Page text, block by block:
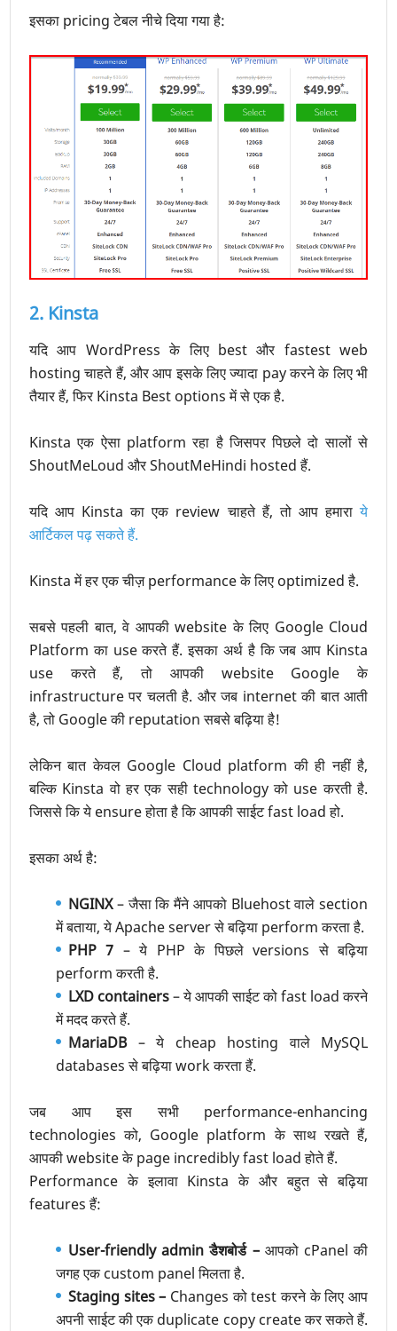
इसका pricing टेबल नीचे दिया गया है:
2. Kinsta
यदि आप WordPress के लिए best और fastest web
hosting चाहते हैं, और आप इसके लिए ज्यादा pay करने के लिए भी
तैयार हैं, फिर Kinsta Best options में से एक है.
Kinsta एक ऐसा platform रहा है जिसपर पिछले दो सालों से
ShoutMeLoud और ShoutMeHindi hosted हैं.
यदि आप Kinsta का एक review चाहते हैं, तो आप हमाराये
आर्टिकल पढ़ सकते हैं.
Kinsta में हर एक चीज़ performance के लिए optimized है.
सबसे पहली बात, वे आपकी website के लिए Google Cloud
Platform का use करते हैं. इसका अर्थ है कि जब आप Kinsta
use करते हैं, तो आपकी website Google के
infrastructure पर चलती है. और जब internet की बात आती
है, तो Google की reputation सबसे बढ़िया है!
लेकिन बात केवल Google Cloud platform की ही नहीं है,
बल्कि Kinsta वो हर एक सही technology को use करती है.
जिससे कि ये ensure होता है कि आपकी साईट fast load हो.
इसका अर्थ है:
NGINX– जैसा कि मैंने आपको Bluehost वाले section
में बताया, ये Apache server से बढ़िया perform करता है.
PHP 7 – ये PHP के पिछले versions से बढ़िया
perform करती है.
LXD containers– ये आपकी साईट को fast load करने
में मदद करते हैं.
MariaDB– ये cheap hosting वाले MySQL
databases से बढ़िया work करता हैं.
जब आप इस सभी performance-enhancing
technologies को, Google platform के साथ रखते हैं,
आपकी website के page incredibly fast load होते हैं.
Performance के इलावा Kinsta के और बहुत से बढ़िया
features हैं:
User-friendly admin डैशबोर्ड – आपको cPanel की
जगह एक custom panel मिलता है.
Staging sites – Changes को test करने के लिए आप
अपनी साईट की एक duplicate copy create कर सकते हैं.